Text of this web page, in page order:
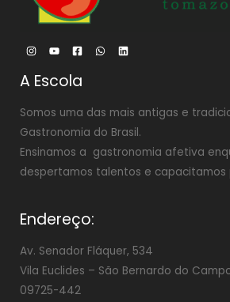
A Escola
Somos uma das mais antigas e
Gastronomia do Brasil.
Ensinamos a gastronomia afetiva
despertamos talentos e capacitamos
Endereço:
Av. Senador Fláquer, 534
Vila Euclides – São Bernardo do Campo
09725-442